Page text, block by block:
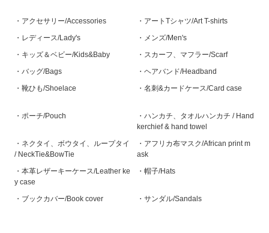
・アクセサリー/Accessories
・アートTシャツ/Art T-shirts
・レディース/Lady's
・メンズ/Men's
・キッズ＆ベビー/Kids&Baby
・スカーフ、マフラー/Scarf
・バッグ/Bags
・ヘアバンド/Headband
・靴ひも/Shoelace
・名刺&カードケース/Card case
・ポーチ/Pouch
・ハンカチ、タオルハンカチ / Hand
kerchief & hand towel
・ネクタイ、ボウタイ、ループタイ
/ NeckTie&BowTie
・アフリカ布マスク/African print m
ask
・本革レザーキーケース/Leather ke
y case
・帽子/Hats
・ブックカバー/Book cover ・サンダル/Sandals